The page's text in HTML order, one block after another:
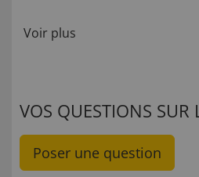
Voir plus
VOS QUESTIONS SUR
Poser une question